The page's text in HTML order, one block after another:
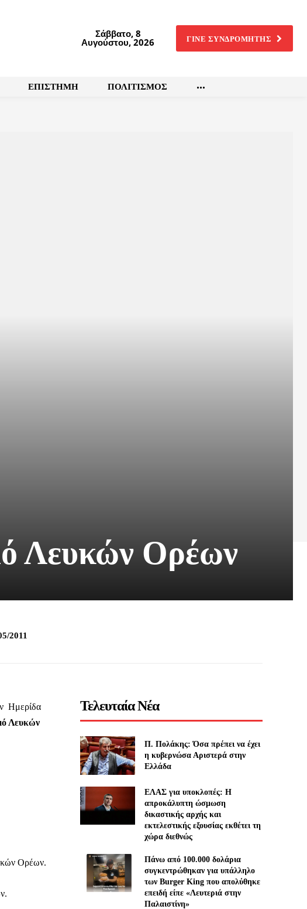
Σάββατο, 8
Αυγούστου, 2026 ΓΙΝΕ ΣΥΝΔΡΟΜΗΤΗΣ
ΕΠΙΣΤΗΜΗ ΠΟΛΙΤΙΣΜΟΣ
Λευκών Ορέων
2011
Ημερίδα
Λευκών
Ορέων.
Τελευταία Νέα
Π. Πολάκης: Όσα πρέπει να έχει
η κυβερνώσα Αριστερά στην
Ελλάδα
ΕΛΑΣ για υποκλοπές: H
απροκάλυπτη ώσμωση
δικαστικής αρχής και
εκτελεστικής εξουσίας εκθέτει τη
χώρα διεθνώς
Πάνω από 100.000 δολάρια
συγκεντρώθηκαν για υπάλληλο
των Burger King που απολύθηκε
επειδή είπε «Λευτεριά στην
Παλαιστίνη»